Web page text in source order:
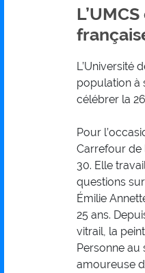
L’Université
population à
célébrer la 26
Pour
Carrefour de
30. Elle
questions
Émilie
25 ans.
vitrail, la
Personne
amoureuse